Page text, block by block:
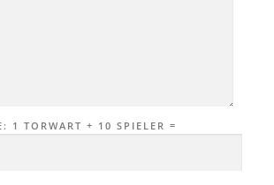
1 TORWART + 10 SPIELER =